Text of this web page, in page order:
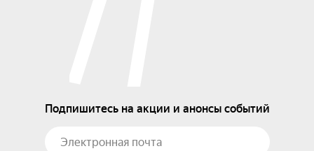
Подпишитесь на акции и анонсы событий